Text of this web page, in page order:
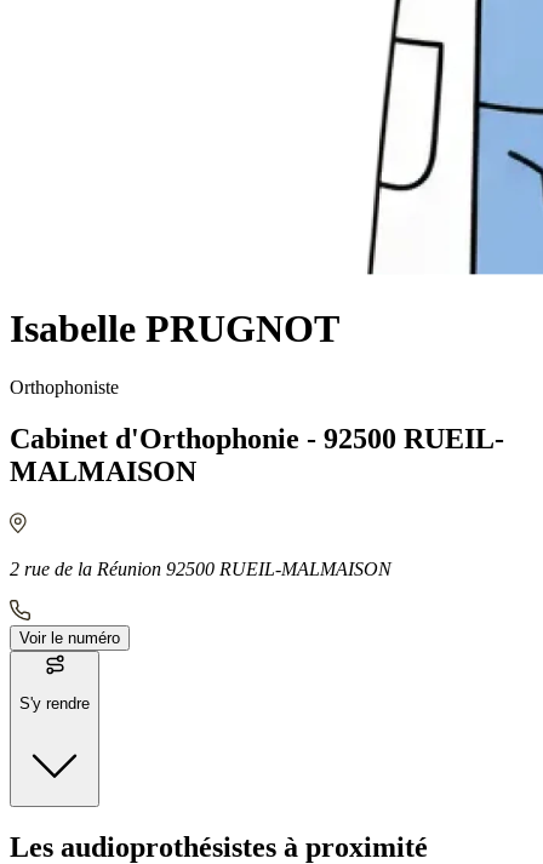
Isabelle PRUGNOT
Orthophoniste
Cabinet d'Orthophonie - 92500 RUEIL-
MALMAISON
2 rue de la Réunion 92500 RUEIL-MALMAISON
Voir le numéro
S'y rendre
Moyens de transport
Les audioprothésistes à proximité